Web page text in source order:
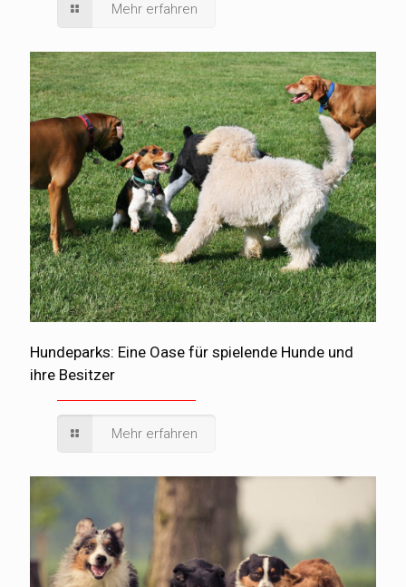
Mehr erfahren
Hundeparks: Eine Oase für spielende Hunde und
ihre Besitzer
Mehr erfahren